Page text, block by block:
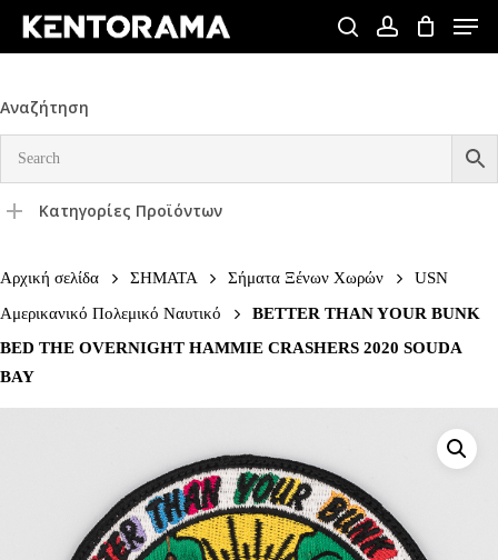
Skip
content
searchaccount
Menu
Αναζήτηση
Κατηγορίες Προϊόντων
Αρχική σελίδα ΣΗΜΑΤΑ Σήματα Ξένων Χωρών
USN
Αμερικανικό Πολεμικό Ναυτικό
BETTER THAN YOUR BUNK
BED THE OVERNIGHT HAMMIE CRASHERS 2020 SOUDA
BAY